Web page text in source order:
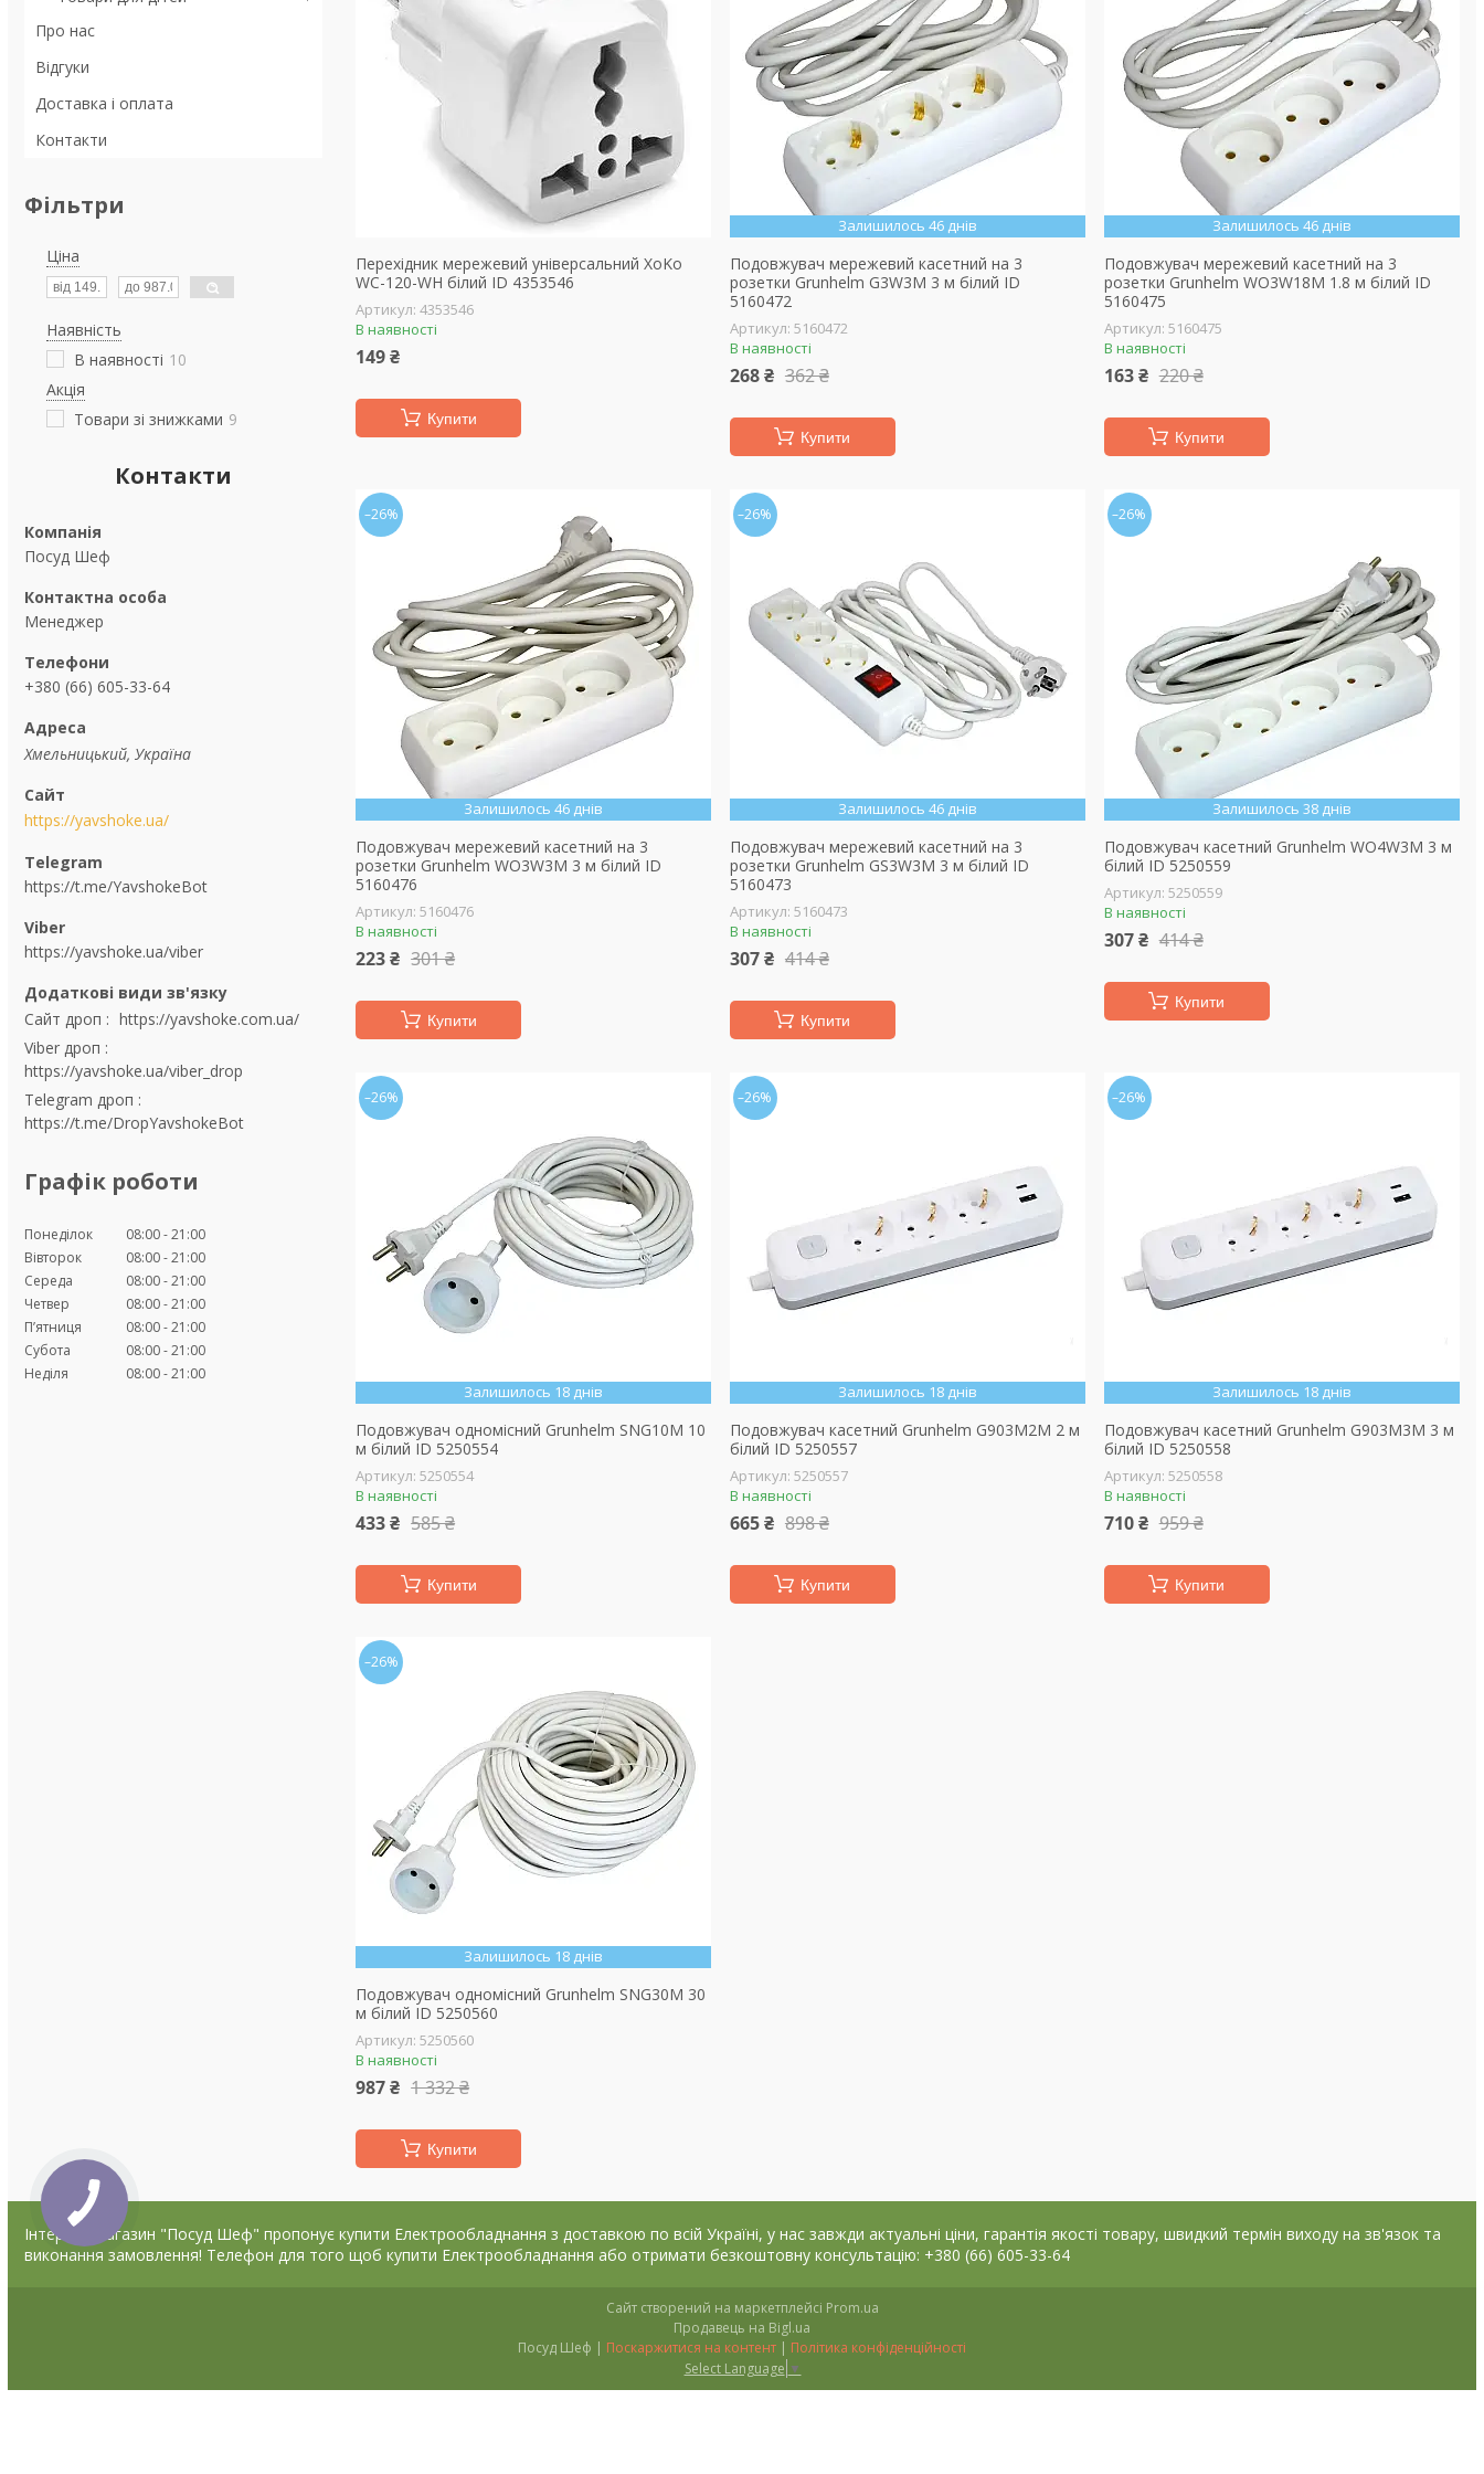
Про нас
Відгуки
Доставка і оплата
Контакти
Фільтри
Ціна
Наявність
В наявності 10
Акція
Товари зі знижками 9
Контакти
Посуд Шеф
Менеджер
+380 (66) 605-33-64
Хмельницький, Україна
https://yavshoke.ua/
https://t.me/YavshokeBot
https://yavshoke.ua/viber
Сайт дроп
https://yavshoke.com.ua/
Viber дроп
https://yavshoke.ua/viber_drop
Telegram дроп
https://t.me/DropYavshokeBot
Графік роботи
Понеділок 08:00 21:00
Вівторок
08:00 21:00
Середа
08:00 21:00
Четвер
08:00 21:00
Пʼятниця
08:00 21:00
Субота
08:00 21:00
Неділя
08:00 21:00
Перехідник мережевий універсальний XoKo
WC-120-WH білий ID 4353546
4353546
В наявності
149 ₴
Купити
Залишилось 46 днів
Подовжувач мережевий касетний на 3
розетки Grunhelm G3W3M 3 м білий ID
5160472
5160472
В наявності
268 ₴ 362 ₴
Купити
Залишилось 46 днів
Подовжувач мережевий касетний на 3
розетки Grunhelm WO3W18M 1.8 м білий ID
5160475
5160475
В наявності
163 ₴ 220 ₴
Купити
–26%
Залишилось 46 днів
Подовжувач мережевий касетний на 3
розетки Grunhelm WO3W3M 3 м білий ID
5160476
5160476
В наявності
223 ₴ 301 ₴
Купити
–26%
Залишилось 46 днів
Подовжувач мережевий касетний на 3
розетки Grunhelm GS3W3M 3 м білий ID
5160473
5160473
В наявності
307 ₴ 414 ₴
Купити
–26%
Залишилось 38 днів
Подовжувач касетний Grunhelm WO4W3M 3 м
білий ID 5250559
5250559
В наявності
307 ₴ 414 ₴
Купити
–26%
Залишилось 18 днів
Подовжувач одномісний Grunhelm SNG10M 10
м білий ID 5250554
5250554
В наявності
433 ₴ 585 ₴
Купити
–26%
Залишилось 18 днів
Подовжувач касетний Grunhelm G903M2M 2 м
білий ID 5250557
5250557
В наявності
665 ₴ 898 ₴
Купити
–26%
Залишилось 18 днів
Подовжувач касетний Grunhelm G903M3M 3 м
білий ID 5250558
5250558
В наявності
710 ₴ 959 ₴
Купити
–26%
Залишилось 18 днів
Подовжувач одномісний Grunhelm SNG30M 30
м білий ID 5250560
5250560
В наявності
987 ₴ 1 332 ₴
Купити
Інтернет магазин "Посуд Шеф" пропонує купити Електрообладнання з доставкою по всій Україні, у нас завжди актуальні ціни, гарантія якості товару, швидкий термін виходу на зв'язок та
виконання замовлення! Телефон для того щоб купити Електрообладнання або отримати безкоштовну консультацію: +380 (66) 605-33-64
Сайт створений на маркетплейсі Prom.ua
Продавець на Bigl.ua
Посуд Шеф | Поскаржитися на контент | Політика конфіденційності
Select Language ▼